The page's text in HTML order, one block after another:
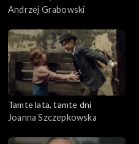
Andrzej Grabowski
Tamte lata, tamte dni
Joanna Szczepkowska